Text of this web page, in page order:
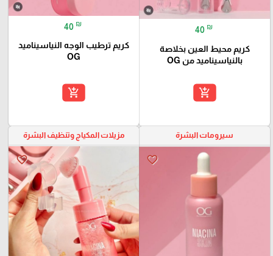
40 ₪
كريم محيط العين بخلاصة
بالنياسيناميد من OG
add_shopping_cart
40 ₪
كريم ترطيب الوجه النياسيناميد
OG
add_shopping_cart
سيرومات البشرة
favorite_border
مزيلات المكياج وتنظيف البشرة
favorite_border